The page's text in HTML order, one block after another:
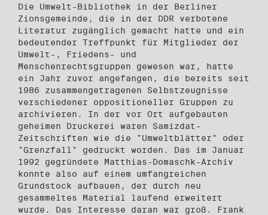
Die Umwelt-Bibliothek in der Berliner
Zionsgemeinde, die in der DDR verbotene
Literatur zugänglich gemacht hatte und ein
bedeutender Treffpunkt für Mitglieder der
Umwelt-, Friedens- und
Menschenrechtsgruppen gewesen war, hatte
ein Jahr zuvor angefangen, die bereits seit
1986 zusammengetragenen Selbstzeugnisse
verschiedener oppositioneller Gruppen zu
archivieren. In der vor Ort aufgebauten
geheimen Druckerei waren Samizdat-
Zeitschriften wie die "Umweltblätter" oder
"Grenzfall" gedruckt worden. Das im Januar
1992 gegründete Matthias-Domaschk-Archiv
konnte also auf einem umfangreichen
Grundstock aufbauen, der durch neu
gesammeltes Material laufend erweitert
wurde. Das Interesse daran war groß. Frank